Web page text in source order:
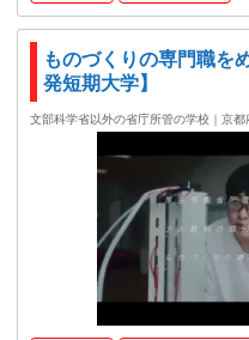
ものづくりの専門職を
発短期大学】
文部科学省以外の省庁所管の学校｜京都